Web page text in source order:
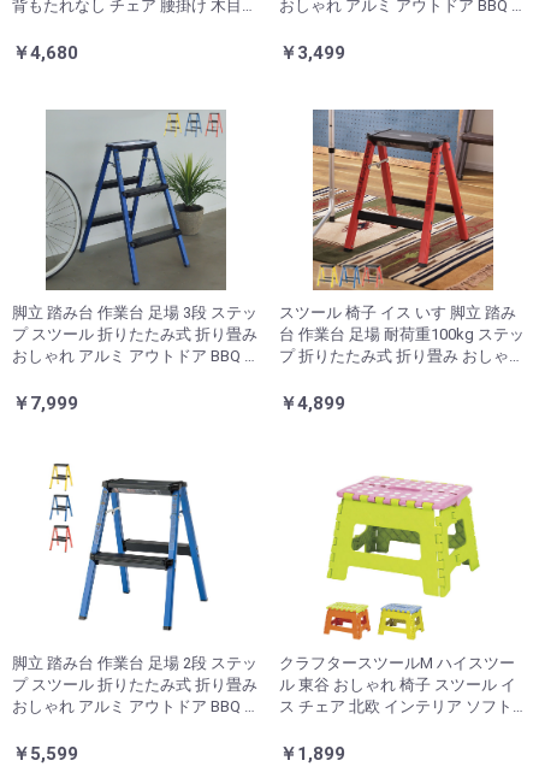
背もたれなし チェア 腰掛け 木目調
ャンプ ベランピング おうちキャン
￥4,680
おしゃれ アルミ アウトドア BBQ バ
掃除 アメリカン ビビット(代引不
￥3,499
脚立 踏み台 作業台 足場 3段 ステッ
プ スツール 折りたたみ式 折り畳み
おしゃれ アルミ アウトドア BBQ バ
掃除 アメリカン ビビット(代引不
￥7,999
スツール 椅子 イス いす 脚立 踏み
台 作業台 足場 耐荷重100kg ステッ
プ 折りたたみ式 折り畳み おしゃれ
BQ バーベキュー キャンプ ガーデ
￥4,899
脚立 踏み台 作業台 足場 2段 ステッ
プ スツール 折りたたみ式 折り畳み
おしゃれ アルミ アウトドア BBQ バ
掃除 アメリカン ビビット(代引不
￥5,599
クラフタースツールM ハイスツー
ル 東谷 おしゃれ 椅子 スツール イ
ス チェア 北欧 インテリア ソフト
ング(代引不可)
￥1,899